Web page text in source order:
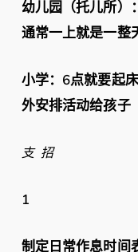
幼儿园（托儿所）
通常一上就是一整
小学：6点就要起
外安排活动给孩子
支 招
1
制定日常作息时间